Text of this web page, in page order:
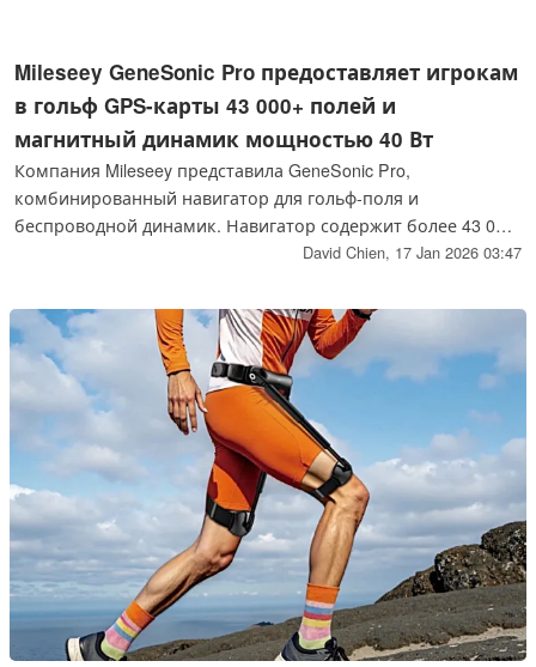
Mileseey GeneSonic Pro предоставляет игрокам
в гольф GPS-карты 43 000+ полей и
магнитный динамик мощностью 40 Вт
Компания Mileseey представила GeneSonic Pro,
комбинированный навигатор для гольф-поля и
беспроводной динамик. Навигатор содержит более 43 000
карт полей по всему миру и способен предупреждать
David Chien, 17 Jan 2026 03:47